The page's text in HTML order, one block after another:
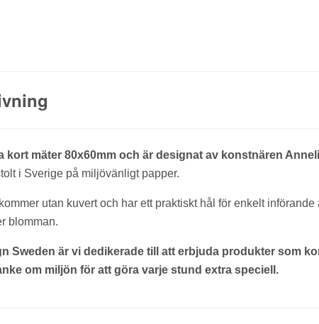
kort mäter 80x60mm och är designat av konstnären
i Sverige på miljövänligt papper.
utan kuvert och har ett praktiskt hål för enkelt införande
blomman.
Sweden är vi dedikerade till att erbjuda produkter som
om miljön för att göra varje stund extra speciell.